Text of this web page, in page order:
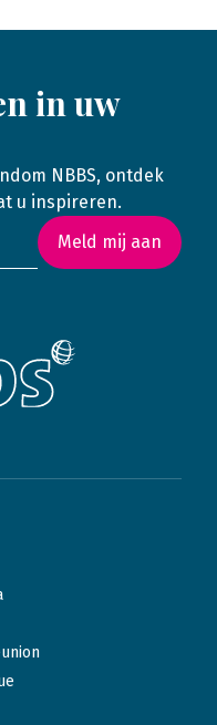
in uw
NBBS, ontdek
u inspireren.
Meld mij aan